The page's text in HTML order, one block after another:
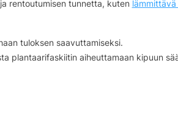
rentoutumisen tunnetta, kuten
tuloksen saavuttamiseksi.
plantaarifaskiitin aiheuttamaan kipuun